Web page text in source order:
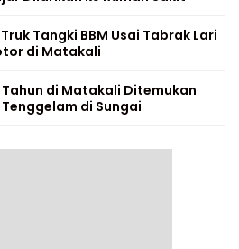
Tangki BBM Usai Tabrak Lari
di Matakali
di Matakali Ditemukan
di Sungai